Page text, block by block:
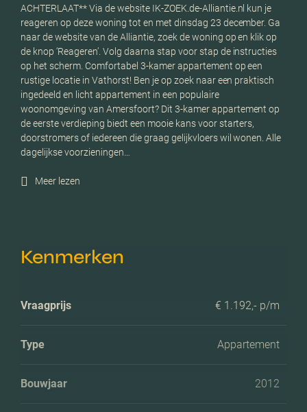
ACHTERLAAT** Via de website IK-ZOEK.de-Alliantie.nl kun je
reageren op deze woning tot en met dinsdag 23 december. Ga
naar de website van de Alliantie, zoek de woning op en klik op
de knop ‘Reageren’. Volg daarna stap voor stap de instructies
op het scherm. Comfortabel 3-kamer appartement op een
rustige locatie in Vathorst! Ben je op zoek naar een praktisch
ingedeeld en licht appartement in een populaire
woonomgeving van Amersfoort? Dit 3-kamer appartement op
de eerste verdieping biedt een mooie kans voor starters,
doorstromers of iedereen die graag gelijkvloers wil wonen. Alle
dagelijkse voorzieningen…
Meer lezen
Kenmerken
Vraagprijs € 1.192,- p/m
Type Appartement
Bouwjaar 2012